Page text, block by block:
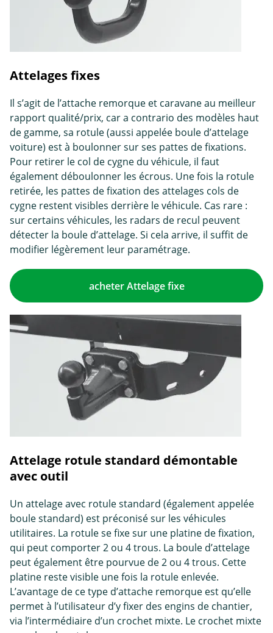
Attelages fixes
Il s’agit de l’attache remorque et caravane au meilleur
rapport qualité/prix, car a contrario des modèles haut
de gamme, sa rotule (aussi appelée boule d’attelage
voiture) est à boulonner sur ses pattes de fixations.
Pour retirer le col de cygne du véhicule, il faut
également déboulonner les écrous. Une fois la rotule
retirée, les pattes de fixation des attelages cols de
cygne restent visibles derrière le véhicule. Cas rare :
sur certains véhicules, les radars de recul peuvent
détecter la boule d’attelage. Si cela arrive, il suffit de
modifier légèrement leur paramétrage.
Attelage rotule standard démontable
avec outil
Un attelage avec rotule standard (également appelée
boule standard) est préconisé sur les véhicules
utilitaires. La rotule se fixe sur une platine de fixation,
qui peut comporter 2 ou 4 trous. La boule d’attelage
peut également être pourvue de 2 ou 4 trous. Cette
platine reste visible une fois la rotule enlevée.
L’avantage de ce type d’attache remorque est qu’elle
permet à l’utilisateur d’y fixer des engins de chantier,
via l’intermédiaire d’un crochet mixte. Le crochet mixte
acheter Attelage fixe